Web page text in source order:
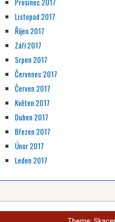
Listopad 2017
Říjen 2017
Září 2017
Srpen 2017
Červenec 2017
Červen 2017
Květen 2017
Duben 2017
Březen 2017
Únor 2017
Leden 2017